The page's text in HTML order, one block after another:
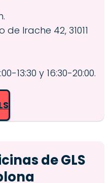
Irache 42, 31011
13:30 y 16:30-20:00.
de GLS